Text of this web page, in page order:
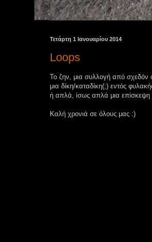
Τετάρτη 1 Ιανουαρίου 2014
Loops
Το ζην, μια συλλογή από σχεδόν
μια δίκη/καταδίκη(;) εντός
ή απλά, ίσως απλά μια επίσκεψη
Καλή χρονιά σε όλους μας :)